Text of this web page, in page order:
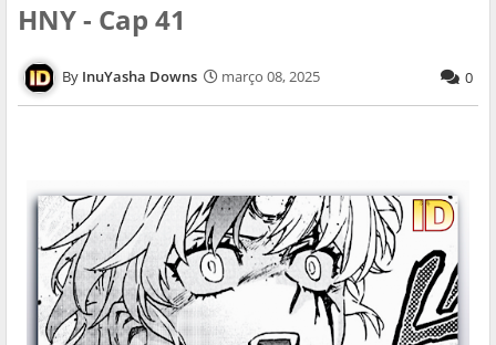
HNY - Cap 41
InuYasha Downs março 08, 2025 0